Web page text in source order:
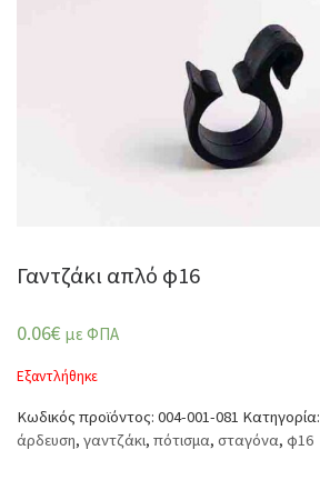
Γαντζάκι απλό φ16
0.06€ με ΦΠΑ
Εξαντλήθηκε
Κωδικός προϊόντος: 004-001-081 Κατηγορία:
άρδευση, γαντζάκι, πότισμα, σταγόνα, φ16